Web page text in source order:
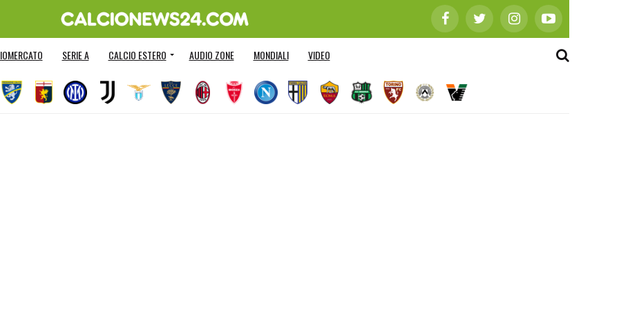
SERIE A CALCIO ESTERO AUDIO ZONE MONDIALI VIDEO